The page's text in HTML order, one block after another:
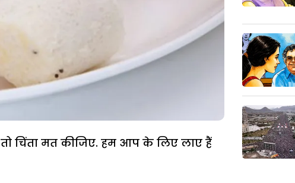
चिंता मत कीजिए. हम आप के लिए लाए हैं